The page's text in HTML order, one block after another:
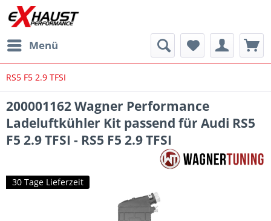
Menü
RS5 F5 2.9 TFSI
200001162 Wagner Performance
Ladeluftkühler Kit passend für Audi RS5
F5 2.9 TFSI - RS5 F5 2.9 TFSI
30 Tage Lieferzeit